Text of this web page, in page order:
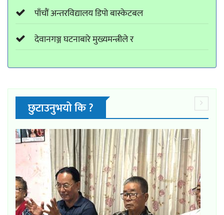
पाँचौं अन्तरविद्यालय डिपो बास्केटबल
देवानगञ्ज घटनाबारे मुख्यमन्त्रीले र
छुटाउनुभयो कि ?